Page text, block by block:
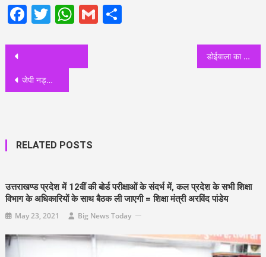
Facebook
Twitter
WhatsApp
GmailShare
Post
navigation
जेपी नड्डा का हरिद्वार दौरा, सीएम पुष्कर धामी भी रहे साथ
डोईवाला का टोंगिया गांव बनेगा राजस्व ग्राम, डीएम सोनिका ने मांगी रिपोर्ट
RELATED POSTS
उत्तराखण्ड प्रदेश में 12वीं की बोर्ड परीक्षाओं के संदर्भ में, कल प्रदेश के सभी शिक्षा
विभाग के अधिकारियों के साथ बैठक ली जाएगी = शिक्षा मंत्री अरविंद पांडेय
May 23, 2021 Big News Today